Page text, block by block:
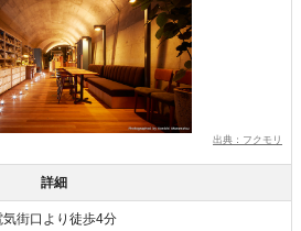
出典：フクモリ
詳細
街口より徒歩4分